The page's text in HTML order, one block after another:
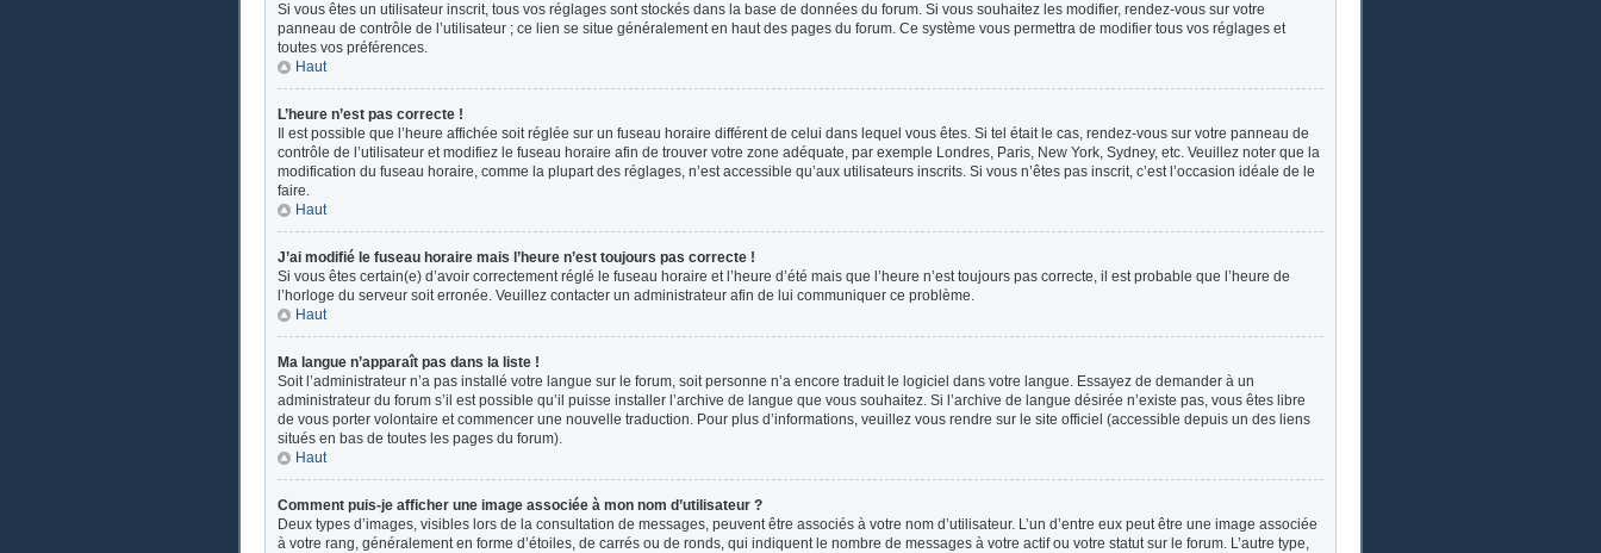
Si vous êtes un utilisateur inscrit, tous vos réglages sont stockés dans la base de données du forum. Si vous souhaitez les modifier, rendez-vous sur votre
panneau de contrôle de l’utilisateur ; ce lien se situe généralement en haut des pages du forum. Ce système vous permettra de modifier tous vos réglages et
toutes vos préférences.
Haut
L’heure n’est pas correcte !
Il est possible que l’heure affichée soit réglée sur un fuseau horaire différent de celui dans lequel vous êtes. Si tel était le cas, rendez-vous sur votre panneau de
contrôle de l’utilisateur et modifiez le fuseau horaire afin de trouver votre zone adéquate, par exemple Londres, Paris, New York, Sydney, etc. Veuillez noter que la
modification du fuseau horaire, comme la plupart des réglages, n’est accessible qu’aux utilisateurs inscrits. Si vous n’êtes pas inscrit, c’est l’occasion idéale de le
faire.
Haut
J’ai modifié le fuseau horaire mais l’heure n’est toujours pas correcte !
Si vous êtes certain(e) d’avoir correctement réglé le fuseau horaire et l’heure d’été mais que l’heure n’est toujours pas correcte, il est probable que l’heure de
l’horloge du serveur soit erronée. Veuillez contacter un administrateur afin de lui communiquer ce problème.
Haut
Ma langue n’apparaît pas dans la liste !
Soit l’administrateur n’a pas installé votre langue sur le forum, soit personne n’a encore traduit le logiciel dans votre langue. Essayez de demander à un
administrateur du forum s’il est possible qu’il puisse installer l’archive de langue que vous souhaitez. Si l’archive de langue désirée n’existe pas, vous êtes libre
de vous porter volontaire et commencer une nouvelle traduction. Pour plus d’informations, veuillez vous rendre sur le site officiel (accessible depuis un des liens
situés en bas de toutes les pages du forum).
Haut
Comment puis-je afficher une image associée à mon nom d’utilisateur ?
Deux types d’images, visibles lors de la consultation de messages, peuvent être associés à votre nom d’utilisateur. L’un d’entre eux peut être une image associée
à votre rang, généralement en forme d’étoiles, de carrés ou de ronds, qui indiquent le nombre de messages à votre actif ou votre statut sur le forum. L’autre type,